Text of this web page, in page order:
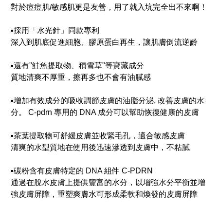
對於痘痘肌/敏感肌更是友善，用了就入坑完全出不來啊！
▪️採用「水光針」同款專利
深入到肌底促進細胞、膠原蛋白再生，讓肌膚倒流逆齡
▪️還有"鮭魚提取物、積雪草"等寶藏成分
質地清爽不厚重，擦再多也不會有油膩感
▪️增加有效成分的吸收調節皮膚的油脂分泌, 改善皮膚的水
分。 C-pdrn 專用的 DNA 成分可以幫助恢復健康的皮膚
▪️茶葉提取物可舒緩皮膚並收緊毛孔，適合敏感皮膚
清爽的水型質地在使用後迅速滲透到皮膚中，不粘膩
▪️碳粉含有皮膚特定的 DNA 組件 C-PDRN
通過在脫水皮膚上提供豐富的水分，以增強水分平衡並增
強皮膚屏障，重塑爽膚水可形成柔軟和煥發的皮膚屏障